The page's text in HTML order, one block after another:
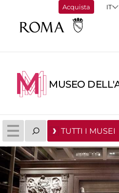
Acquista
MUSEO
TUTTI I MUSEI